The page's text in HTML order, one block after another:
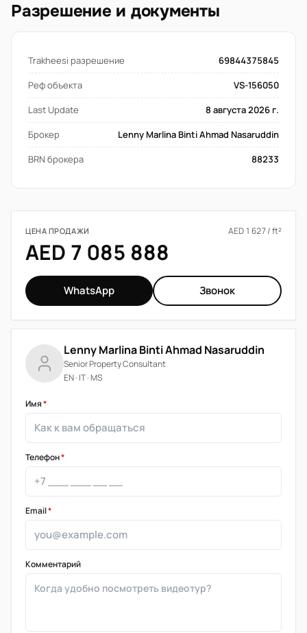
Разрешение и документы
Trakheesi разрешение
69844375845
Реф объекта
VS-156050
Last Update
8 августа 2026 г.
Брокер
Lenny Marlina Binti Ahmad Nasaruddin
BRN брокера
88233
ЦЕНА ПРОДАЖИ AED 1 627 / ft²
AED 7 085 888
WhatsApp Звонок
Lenny Marlina Binti Ahmad Nasaruddin
Senior Property Consultant
EN · IT · MS
Имя*
Телефон*
Email*
Комментарий